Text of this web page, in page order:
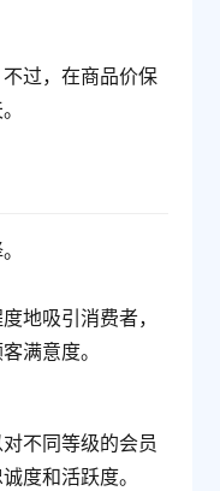
过，在商品价保
地吸引消费者，
满意度。
不同等级的会员
度和活跃度。